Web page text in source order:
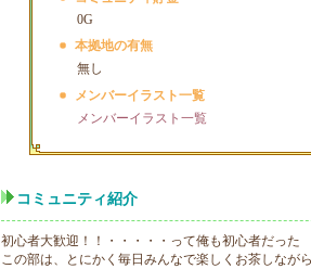
0G
本拠地の有無
無し
メンバーイラスト一覧
メンバーイラスト一覧
コミュニティ紹介
初心者大歓迎！！・・・・・って俺も初心者だった
この部は、とにかく毎日みんなで楽しくお茶しなが